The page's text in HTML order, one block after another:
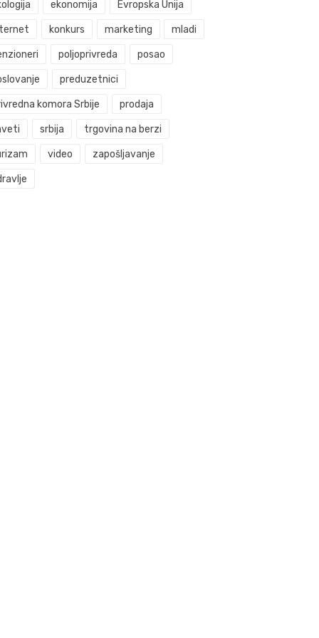
ekonomija Evropska Unija
konkurs marketing mladi
poljoprivreda posao
preduzetnici
komora Srbije prodaja
srbija trgovina na berzi
video zapošljavanje